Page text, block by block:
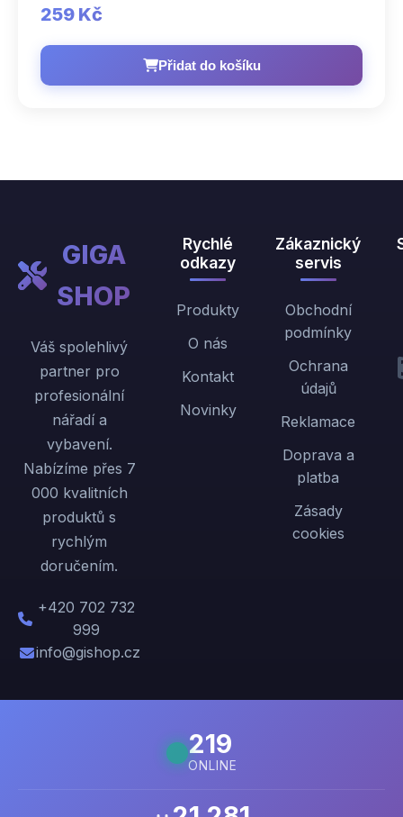
259 Kč
Přidat do košíku
GIGA
SHOP
Váš spolehlivý
partner pro
profesionální
nářadí a
vybavení.
Nabízíme přes 7
000 kvalitních
produktů s
rychlým
doručením.
+420 702 732
999
info@gishop.cz
Rychlé
odkazy
Produkty
O nás
Kontakt
Novinky
Zákaznický
servis
Obchodní
podmínky
Ochrana
údajů
Reklamace
Doprava a
platba
Zásady
cookies
219
ONLINE